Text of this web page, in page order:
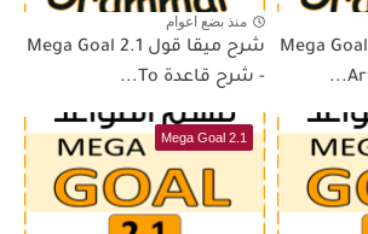
شرح ميقا قول 2.1 Mega Goal
منذ بضع اعوام
شرح ميقا قول 2.1 Mega Goal
- شرح قاعدة To...
Mega Goal 2.1